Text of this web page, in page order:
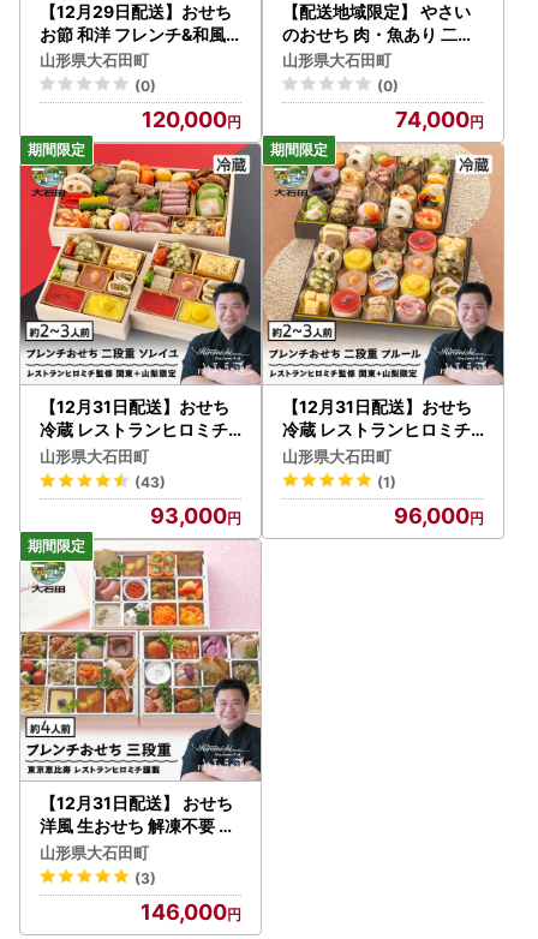
【12月29日配送】おせち
お節 和洋 フレンチ&和風
のおせち ＜ネージュ＞ 46
品 冷凍 rh-ocncx
山形県大石田町
(0)
120,000
【配送地域限定】 やさい
のおせち 肉・魚あり 二段
重 3人前 4人前 ノンヴィー
ガン 調香菜Umui ju-ocnv
x2
山形県大石田町
(0)
74,000
【12月31日配送】おせち
冷蔵 レストランヒロミチ
監修 フレンチおせち ソレ
イユ 23品 約2~3人前 配送
地域限定 解凍不要 【大石
田町発足70周年記念】 rh
-ocfcx
山形県大石田町
(43)
93,000
【12月31日配送】おせち
冷蔵 レストランヒロミチ
監修 フレンチおせち ＜フ
ルール＞ 解凍不要 配送地
域限定 【大石田町発足70
周年記念】rh-ocftf
山形県大石田町
(1)
96,000
【12月31日配送】 おせち
洋風 生おせち 解凍不要 レ
ストランヒロミチ 謹製 フ
レンチおせち 三段重 36品
目 約4人前 2026 配送地域
限定 支援 ワイン マリアー
山形県大石田町
(3)
146,000